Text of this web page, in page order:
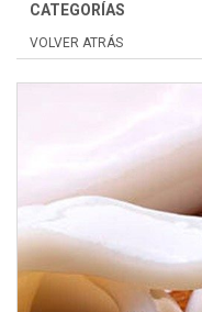
CATEGORÍAS
VOLVER ATRÁS